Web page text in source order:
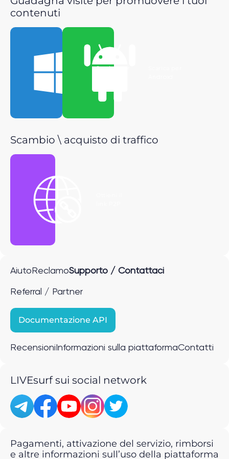
contenuti
Scarica per
Scambio \ acquisto di traffico
Aiuto ReclamoSupporto / Contattaci
Referral / Partner
Documentazione API
Recensioni Informazioni sulla piattaformaContatti
LIVEsurf sui social network
Pagamenti, attivazione del servizio, rimborsi
e altre informazioni sull’uso della piattaforma